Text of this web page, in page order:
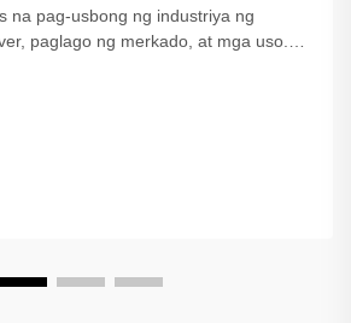
na pag-usbong ng industriya ng
paglago ng merkado, at mga uso.